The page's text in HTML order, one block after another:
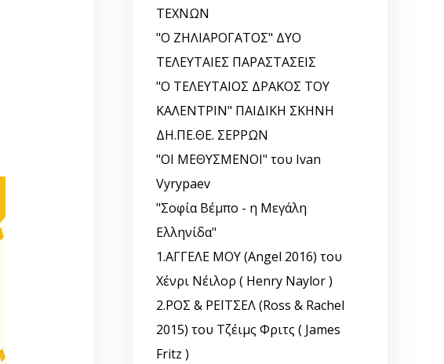
ΤΕΧΝΩΝ
"Ο ΖΗΛΙΑΡΟΓΑΤΟΣ" ΔΥΟ
ΤΕΛΕΥΤΑΙΕΣ ΠΑΡΑΣΤΑΣΕΙΣ
"Ο ΤΕΛΕΥΤΑΙΟΣ ΔΡΑΚΟΣ ΤΟΥ
ΚΑΛΕΝΤΡΙΝ" ΠΑΙΔΙΚΗ ΣΚΗΝΗ
ΔΗ.ΠΕ.ΘΕ. ΣΕΡΡΩΝ
"ΟΙ ΜΕΘΥΣΜΕΝΟΙ" του Ivan
Vyrypaev
"Σοφία Βέμπο - η Μεγάλη
Ελληνίδα"
1.ΑΓΓΕΛΕ ΜΟΥ (Angel 2016) του
Χένρι Νέιλορ ( Henry Naylor )
2.ΡΟΣ & ΡΕΪΤΣΕΛ (Ross & Rachel
2015) του Τζέιμς Φριτς ( James
Fritz )